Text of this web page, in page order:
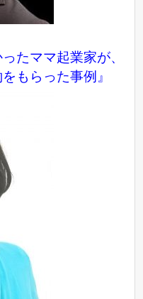
たママ起業家が、
もらった事例』